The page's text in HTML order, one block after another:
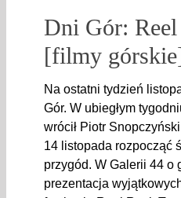
Dni Gór:
[filmy
Na ostatni tydzień
Gór. W ubiegłym
wrócił Piotr
14 listopada rozpocząć
przygód. W Galerii 44 o
prezentacja